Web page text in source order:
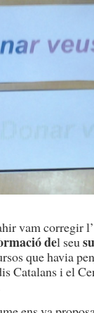
vam corregir
del seu
que havia
Catalans i el